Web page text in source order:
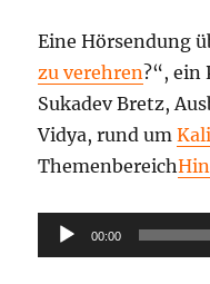
–
Eine Hörsendung
zu verehren?“, ein
Sukadev Bretz,
Vidya, rund umKali
Themenbereich
Audio-
Player
00:00